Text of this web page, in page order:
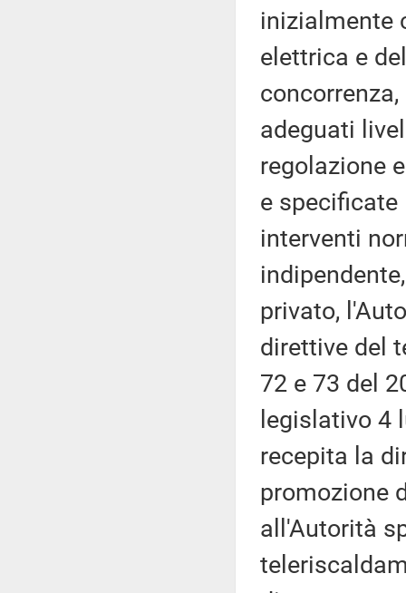
inizialmente
elettrica e
adeguati
regolazione
e specificate
interventi
privato,
direttive del
72 e 73 del
legislativo 4
recepita la
promozione
all'Autorità